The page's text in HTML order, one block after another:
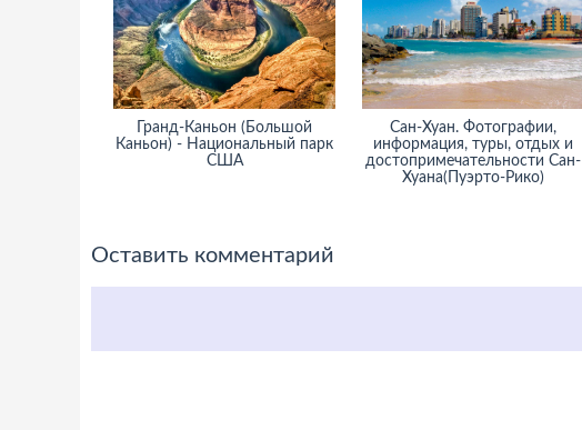
Гранд-Каньон (Большой
Каньон) - Национальный парк
США
Сан-Хуан. Фотографии,
информация, туры, отдых и
достопримечательности Сан-
Хуана(Пуэрто-Рико)
Оставить комментарий